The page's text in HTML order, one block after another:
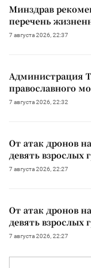
Минздрав
перечень
7 августа 2026, 22:37
Администрация
православного
7 августа 2026, 22:32
От атак дронов
девять взрослых
7 августа 2026, 22:27
От атак дронов
девять взрослых
7 августа 2026, 22:27